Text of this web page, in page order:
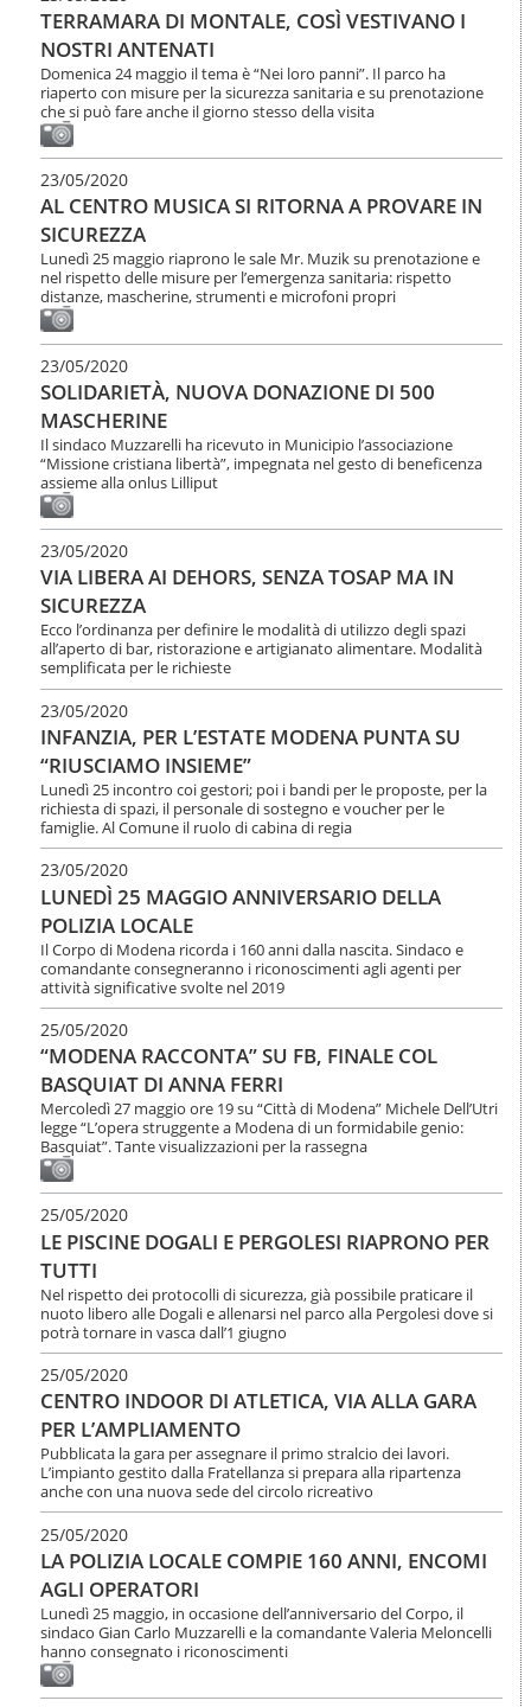
TERRAMARA DI MONTALE, COSÌ VESTIVANO I
NOSTRI ANTENATI
Domenica 24 maggio il tema è “Nei loro panni”. Il parco ha
riaperto con misure per la sicurezza sanitaria e su prenotazione
che si può fare anche il giorno stesso della visita
23/05/2020
AL CENTRO MUSICA SI RITORNA A PROVARE IN
SICUREZZA
Lunedì 25 maggio riaprono le sale Mr. Muzik su prenotazione e
nel rispetto delle misure per l’emergenza sanitaria: rispetto
distanze, mascherine, strumenti e microfoni propri
23/05/2020
SOLIDARIETÀ, NUOVA DONAZIONE DI 500
MASCHERINE
Il sindaco Muzzarelli ha ricevuto in Municipio l’associazione
“Missione cristiana libertà”, impegnata nel gesto di beneficenza
assieme alla onlus Lilliput
23/05/2020
VIA LIBERA AI DEHORS, SENZA TOSAP MA IN
SICUREZZA
Ecco l’ordinanza per definire le modalità di utilizzo degli spazi
all’aperto di bar, ristorazione e artigianato alimentare. Modalità
semplificata per le richieste
23/05/2020
INFANZIA, PER L’ESTATE MODENA PUNTA SU
“RIUSCIAMO INSIEME”
Lunedì 25 incontro coi gestori; poi i bandi per le proposte, per la
richiesta di spazi, il personale di sostegno e voucher per le
famiglie. Al Comune il ruolo di cabina di regia
23/05/2020
LUNEDÌ 25 MAGGIO ANNIVERSARIO DELLA
POLIZIA LOCALE
Il Corpo di Modena ricorda i 160 anni dalla nascita. Sindaco e
comandante consegneranno i riconoscimenti agli agenti per
attività significative svolte nel 2019
25/05/2020
“MODENA RACCONTA” SU FB, FINALE COL
BASQUIAT DI ANNA FERRI
Mercoledì 27 maggio ore 19 su “Città di Modena” Michele Dell’Utri
legge “L’opera struggente a Modena di un formidabile genio:
Basquiat”. Tante visualizzazioni per la rassegna
25/05/2020
LE PISCINE DOGALI E PERGOLESI RIAPRONO PER
TUTTI
Nel rispetto dei protocolli di sicurezza, già possibile praticare il
nuoto libero alle Dogali e allenarsi nel parco alla Pergolesi dove si
potrà tornare in vasca dall’1 giugno
25/05/2020
CENTRO INDOOR DI ATLETICA, VIA ALLA GARA
PER L’AMPLIAMENTO
Pubblicata la gara per assegnare il primo stralcio dei lavori.
L’impianto gestito dalla Fratellanza si prepara alla ripartenza
anche con una nuova sede del circolo ricreativo
25/05/2020
LA POLIZIA LOCALE COMPIE 160 ANNI, ENCOMI
AGLI OPERATORI
Lunedì 25 maggio, in occasione dell’anniversario del Corpo, il
sindaco Gian Carlo Muzzarelli e la comandante Valeria Meloncelli
hanno consegnato i riconoscimenti